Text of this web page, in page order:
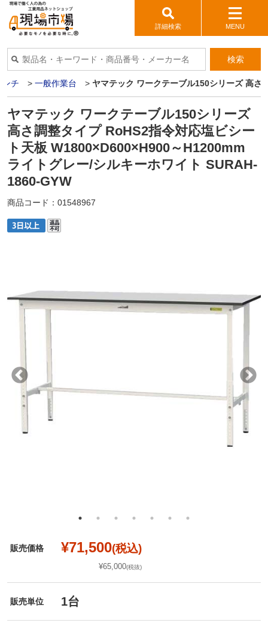
詳細検索 MENU
検索
ンチ > 一般作業台 > ヤマテック ワークテーブル150シリーズ 高
ヤマテック ワークテーブル150シリーズ
高さ調整タイプ RoHS2指令対応塩ビシー
ト天板 W1800×D600×H900～H1200mm
ライトグレー/シルキーホワイト SURAH-
1860-GYW
商品コード： 01548967
販売価格 ¥71,500(税込)
¥65,000(税抜)
販売単位 1台